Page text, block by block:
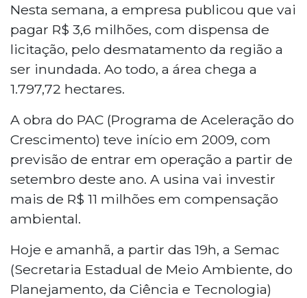
Nesta semana, a empresa publicou que vai
pagar R$ 3,6 milhões, com dispensa de
licitação, pelo desmatamento da região a
ser inundada. Ao todo, a área chega a
1.797,72 hectares.
A obra do PAC (Programa de Aceleração do
Crescimento) teve início em 2009, com
previsão de entrar em operação a partir de
setembro deste ano. A usina vai investir
mais de R$ 11 milhões em compensação
ambiental.
Hoje e amanhã, a partir das 19h, a Semac
(Secretaria Estadual de Meio Ambiente, do
Planejamento, da Ciência e Tecnologia)